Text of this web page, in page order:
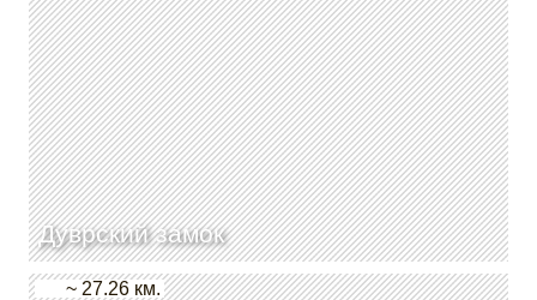
Дуврский замок
~ 27.26 км.